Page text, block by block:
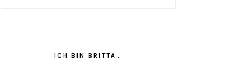
ICH BIN BRITTA…